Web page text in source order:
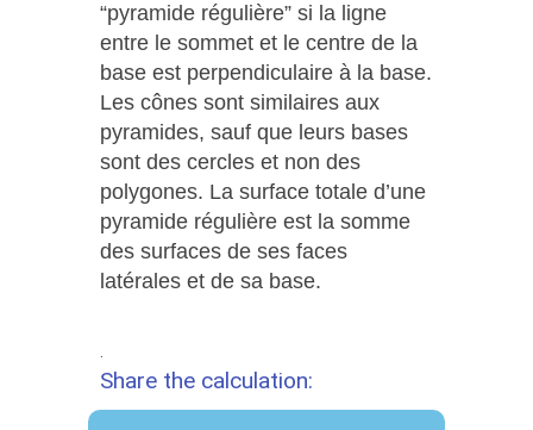
“pyramide régulière” si la ligne
entre le sommet et le centre de la
base est perpendiculaire à la base.
Les cônes sont similaires aux
pyramides, sauf que leurs bases
sont des cercles et non des
polygones. La surface totale d’une
pyramide régulière est la somme
des surfaces de ses faces
latérales et de sa base.
Share the calculation: